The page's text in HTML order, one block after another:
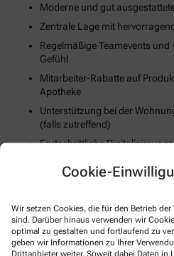
Cookie-
Wir setzen Cookies, die für den Betrieb
sind. Darüber hinaus verwenden wir
optimal zu gestalten und fortlaufend zu
geben wir Informationen zu Ihrer
Drittanbieter weiter. Soweit dabei Daten in
Moderne und gut
Zentrale Lage mit
Regelmäßige Teamevents
Gefühl
Mitarbeiter-Rabatte auf
Apotheke
Unterstützung bei der
(falls zutreffend)
Fortschrittliche
körperlichen Wohlbefindens
So können Sie sich
E-Mail